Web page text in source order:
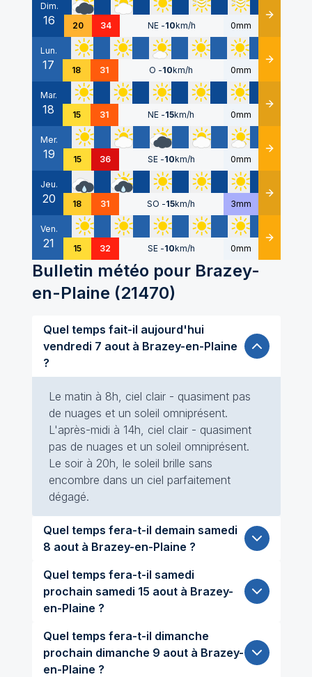
Dim.
16 20 34 NE -10km/h 0mm Détails
Lun.
17 18 31 O -10km/h 0mm Détails
Mar.
18 15 31 NE -15km/h 0mm Détails
Mer.
19 15 36 SE -10km/h 0mm Détails
Jeu.
20 18 31 SO -15km/h 3mm Détails
Ven.
21 15 32 SE -10km/h 0mm Détails
Bulletin météo pour Brazey-
en-Plaine (21470)
Quel temps fait-il aujourd'hui
vendredi 7 aout à Brazey-en-Plaine
?
Le matin à 8h, ciel clair - quasiment pas
de nuages et un soleil omniprésent.
L'après-midi à 14h, ciel clair - quasiment
pas de nuages et un soleil omniprésent.
Le soir à 20h, le soleil brille sans
encombre dans un ciel parfaitement
dégagé.
Quel temps fera-t-il demain samedi
8 aout à Brazey-en-Plaine ?
Quel temps fera-t-il samedi
prochain samedi 15 aout à Brazey-
en-Plaine ?
Quel temps fera-t-il dimanche
prochain dimanche 9 aout à Brazey-
en-Plaine ?